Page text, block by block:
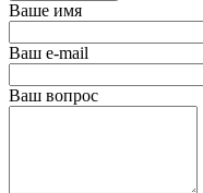
Ваше имя
Ваш e-mail
Ваш вопрос